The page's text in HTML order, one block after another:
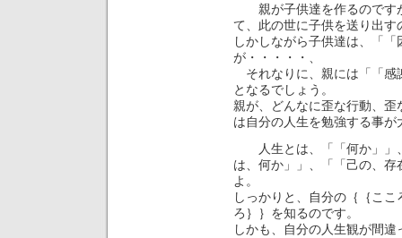
親が子供達を作るのです
て、此の世に子供を送り出す
しかしながら子供達は、「
が・・・・・、
それなりに、親には「「感
となるでしょう。
親が、どんなに歪な行動、
は自分の人生を勉強する事が
人生とは、「「何か」」
は、何か」」、「「己の、
よ。
しっかりと、自分の｛｛こ
ろ｝｝を知るのです。
しかも、自分の人生観が間